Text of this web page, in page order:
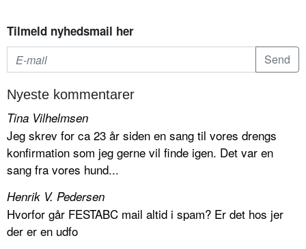
Tilmeld nyhedsmail her
Nyeste kommentarer
Tina Vilhelmsen
Jeg skrev for ca 23 år siden en sang til vores drengs
konfirmation som jeg gerne vil finde igen. Det var en
sang fra vores hund...
Henrik V. Pedersen
Hvorfor går FESTABC mail altid i spam? Er det hos jer
der er en udfo